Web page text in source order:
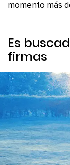
momento más
Es
firmas